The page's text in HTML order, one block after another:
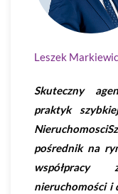
Leszek
Skuteczny
praktyk
pośrednik na
współpracy
nieruchomości i